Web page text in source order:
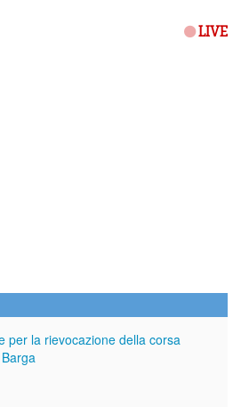
LIVE
per la rievocazione della corsa